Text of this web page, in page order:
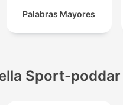
Palabras Mayores
Sport-poddar